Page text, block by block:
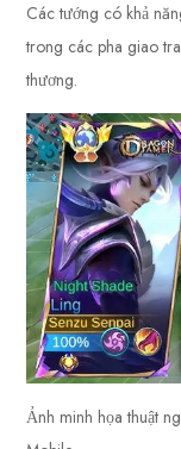
Các tướng có khả
trong các pha giao
thương.
Ảnh minh họa thuật